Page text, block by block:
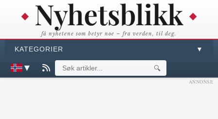
få nyhetene som betyr noe – fra verden, til deg.
KATEGORIER ▼
▼ 🔍
ANNONSE